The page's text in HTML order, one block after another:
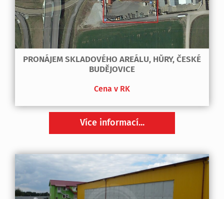
PRONÁJEM SKLADOVÉHO AREÁLU, HŮRY, ČESKÉ
BUDĚJOVICE
Cena v RK
Více informací...